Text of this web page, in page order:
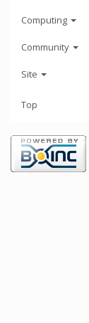
Computing
Community
Site
Top